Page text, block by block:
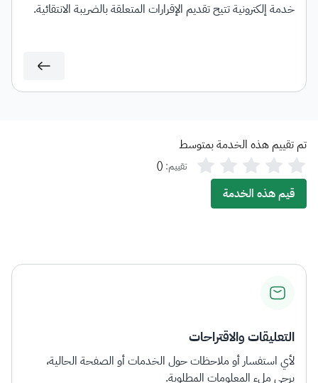
خدمة إلكترونية تتيح تقديم الإقرارات المتعلقة بالضريبة الانتقائية.
تم تقييم هذه الخدمة بمتوسط
تقييم: (
)
قيم هذه الخدمة
التعليقات والاقتراحات
لأي استفسار أو ملاحظات حول الخدمات أو الصفحة الحالية،
يرجى ملء المعلومات المطلوبة.